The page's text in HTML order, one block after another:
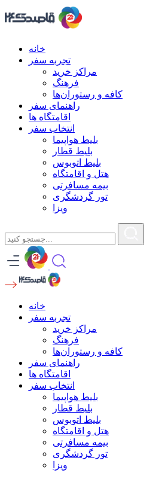
خانه
تجربه سفر
مراکز خرید
فرهنگ
کافه و رستوران‌ها
راهنمای سفر
اقامتگاه ها
انتخاب سفر
بلیط هواپیما
بلیط قطار
بلیط اتوبوس
هتل و اقامتگاه
بیمه مسافرتی
تور گردشگری
ویزا
خانه
تجربه سفر
مراکز خرید
فرهنگ
کافه و رستوران‌ها
راهنمای سفر
اقامتگاه ها
انتخاب سفر
بلیط هواپیما
بلیط قطار
بلیط اتوبوس
هتل و اقامتگاه
بیمه مسافرتی
تور گردشگری
ویزا